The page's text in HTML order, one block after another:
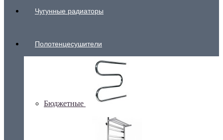
Чугунные радиаторы
Полотенцесушители
Бюджетные